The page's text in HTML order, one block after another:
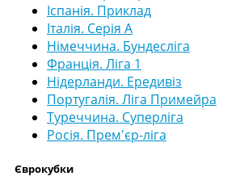
Іспанія. Приклад
Італія. Серія А
Німеччина. Бундесліга
Франція. Ліга 1
Нідерланди. Ередивіз
Португалія. Ліга Примейра
Туреччина. Суперліга
Росія. Прем'єр-ліга
Єврокубки